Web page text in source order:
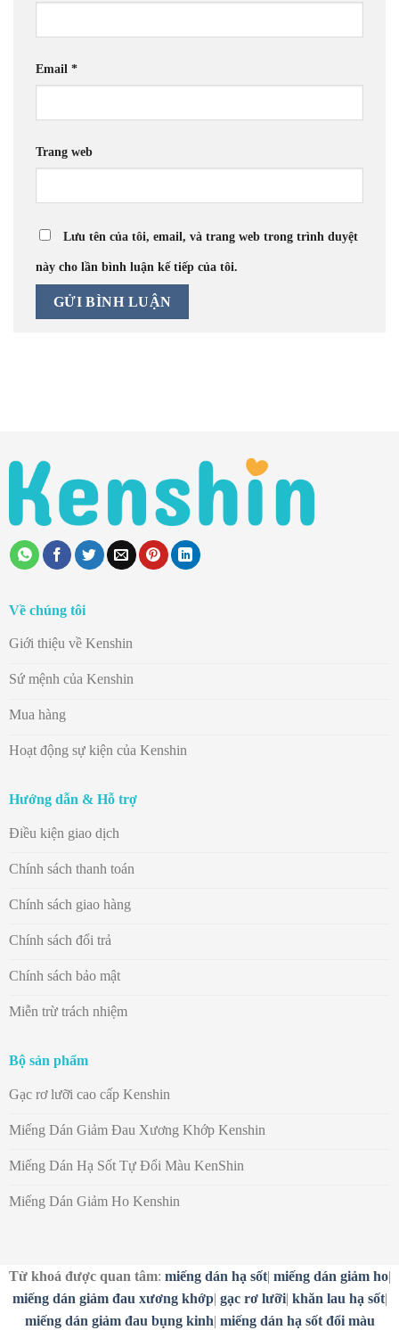
Email *
Trang web
Lưu tên của tôi, email, và trang web trong trình duyệt
này cho lần bình luận kế tiếp của tôi.
Về chúng tôi
Giới thiệu về Kenshin
Sứ mệnh của Kenshin
Mua hàng
Hoạt động sự kiện của Kenshin
Hướng dẫn & Hỗ trợ
Điều kiện giao dịch
Chính sách thanh toán
Chính sách giao hàng
Chính sách đổi trả
Chính sách bảo mật
Miễn trừ trách nhiệm
Bộ sản phẩm
Gạc rơ lưỡi cao cấp Kenshin
Miếng Dán Giảm Đau Xương Khớp Kenshin
Miếng Dán Hạ Sốt Tự Đổi Màu KenShin
Miếng Dán Giảm Ho Kenshin
Từ khoá được quan tâm: miếng dán hạ sốt| miếng dán giảm ho|
miếng dán giảm đau xương khớp| gạc rơ lưỡi| khăn lau hạ sốt|
miếng dán giảm đau bụng kinh| miếng dán hạ sốt đổi màu